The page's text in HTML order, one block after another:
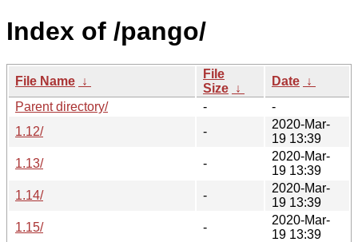
Index of /pango/
File Name ↓
File
Size ↓
Date ↓
Parent directory/
-
-
1.12/
-
2020-Mar-
19 13:39
1.13/
-
2020-Mar-
19 13:39
1.14/
-
2020-Mar-
19 13:39
1.15/
-
2020-Mar-
19 13:39